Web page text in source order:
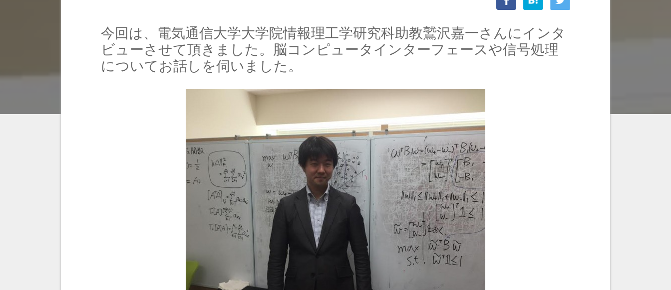
今回は、電気通信大学大学院情報理工学研究科助教鷲沢嘉一さんにインタ
ビューさせて頂きました。脳コンピュータインターフェースや信号処理
についてお話しを伺いました。